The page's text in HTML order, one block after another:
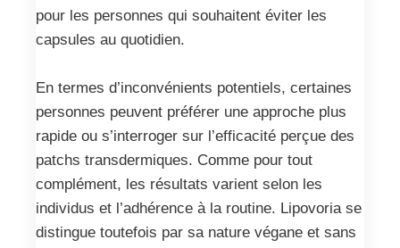
pour les personnes qui souhaitent éviter les
capsules au quotidien.
En termes d’inconvénients potentiels, certaines
personnes peuvent préférer une approche plus
rapide ou s’interroger sur l’efficacité perçue des
patchs transdermiques. Comme pour tout
complément, les résultats varient selon les
individus et l’adhérence à la routine. Lipovoria se
distingue toutefois par sa nature végane et sans